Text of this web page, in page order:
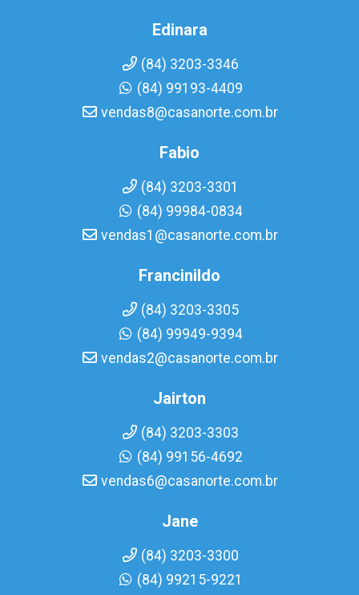
Edinara
(84) 3203-3346
(84) 99193-4409
vendas8@casanorte.com.br
Fabio
(84) 3203-3301
(84) 99984-0834
vendas1@casanorte.com.br
Francinildo
(84) 3203-3305
(84) 99949-9394
vendas2@casanorte.com.br
Jairton
(84) 3203-3303
(84) 99156-4692
vendas6@casanorte.com.br
Jane
(84) 3203-3300
(84) 99215-9221